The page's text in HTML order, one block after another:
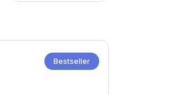
Bestseller